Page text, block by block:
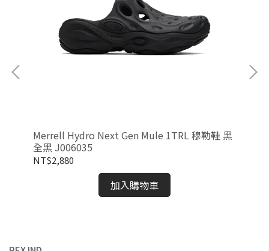
Merrell Hydro Next Gen Mule 1TRL 穆勒鞋 黑
全黑 J006035
NT$2,880
加入購物車